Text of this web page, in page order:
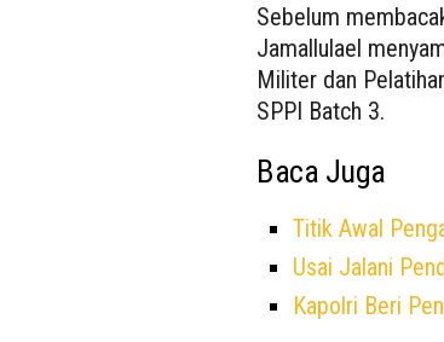
Sebelum
Jamallulael
Militer dan
SPPI Batch 3.
Baca Juga
Titik Awal
Usai Jalani
Kapolri Beri